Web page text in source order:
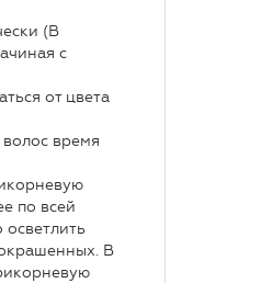
(В
с
от цвета
время
по всей
В